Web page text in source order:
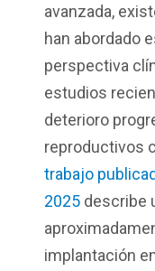
avanzada,
han abordado
perspectiva
estudios
deterioro
reproductivos
trabajo
2025 describe
implantación